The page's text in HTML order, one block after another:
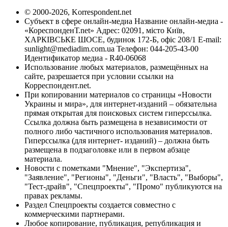
© 2000-2026, Korrespondent.net
Субъект в сфере онлайн-медиа Название онлайн-медиа -
«КореспонденТ.net» Адрес: 02091, місто Київ,
ХАРКІВСЬКЕ ШОСЕ, будинок 172-Б, офіс 208/1 E-mail:
sunlight@mediadim.com.ua Телефон: 044-205-43-00
Идентификатор медиа - R40-06068
Использование любых материалов, размещённых на
сайте, разрешается при условии ссылки на
Корреспондент.net.
При копировании материалов со страницы «Новости
Украины и мира», для интернет-изданий – обязательна
прямая открытая для поисковых систем гиперссылка.
Ссылка должна быть размещена в независимости от
полного либо частичного использования материалов.
Гиперссылка (для интернет- изданий) – должна быть
размещена в подзаголовке или в первом абзаце
материала.
Новости с пометками "Мнение", "Экспертиза",
"Заявление", "Регионы", "Деньги", "Власть", "Выборы",
"Тест-драйв", "Спецпроекты", "Промо" публикуются на
правах рекламы.
Раздел Спецпроекты создается совместно с
коммерческими партнерами.
Любое копирование, публикация, републикация и